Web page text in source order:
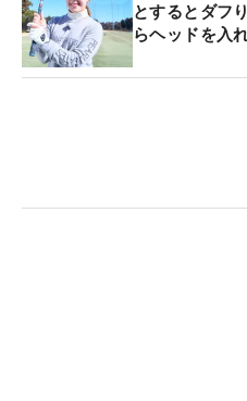
とするとダフ
らヘッドを入